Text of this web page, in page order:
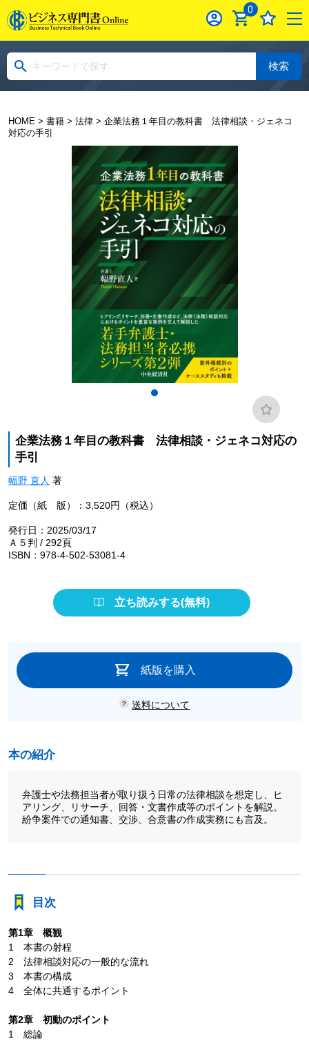
0
検索
HOME> 書籍> 法律> 企業法務１年目の教科書 法律相談・ジェネコ
対応の手引
企業法務１年目の教科書 法律相談・ジェネコ対応の
手引
幅野 直人 著
定価（紙 版）：3,520円（税込）
発行日：2025/03/17
Ａ５判 / 292頁
ISBN：978-4-502-53081-4
立ち読みする(無料)
紙版を購入
送料について
本の紹介
弁護士や法務担当者が取り扱う日常の法律相談を想定し、ヒ
アリング、リサーチ、回答・文書作成等のポイントを解説。
紛争案件での通知書、交渉、合意書の作成実務にも言及。
目次
第1章 概観
1 本書の射程
2 法律相談対応の一般的な流れ
3 本書の構成
4 全体に共通するポイント
第2章 初動のポイント
1 総論